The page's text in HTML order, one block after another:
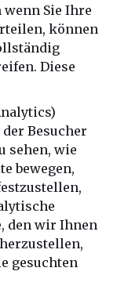
Sie Ihre
können
Diese
Besucher
sehen, wie
bewegen,
den wir Ihnen
gesuchten